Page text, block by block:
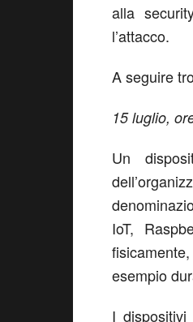
alla
l’attacco.
A seguire
15 luglio,
Un
IoT,
esempio
I